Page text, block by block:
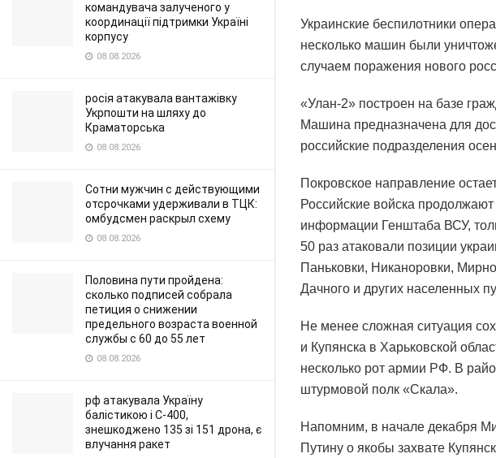
командувача залученого у
координації підтримки Україні
корпусу
08.08.2026
росія атакувала вантажівку
Укрпошти на шляху до
Краматорська
08.08.2026
Сотни мужчин с действующими
отсрочками удерживали в ТЦК:
омбудсмен раскрыл схему
08.08.2026
Половина пути пройдена:
сколько подписей собрала
петиция о снижении
предельного возраста военной
службы с 60 до 55 лет
08.08.2026
рф атакувала Україну
балістикою і С-400,
знешкоджено 135 зі 151 дрона, є
влучання ракет
Украинские беспилотники
несколько машин были
случаем поражения нового
«Улан-2» построен на базе
Машина предназначена для
российские подразделения
Покровское направление
Российские войска
информации Генштаба ВСУ,
50 раз атаковали позиции
Паньковки, Никаноровки,
Дачного и других населенных
Не менее сложная ситуация
и Купянска в Харьковской
несколько рот армии РФ. В
штурмовой полк «Скала».
Напомним, в начале декабря
Путину о якобы захвате